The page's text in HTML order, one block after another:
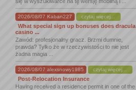
2026/08/07 Kaban227 czytaj więcej...
What special sign up bonuses does dracula
casino ...
Zawód: profesjonalny gracz. Brzmi dumnie,
prawda? Tylko że w rzeczywistości to nie jest
żadna magia ...
2026/08/07 alexsnowy1985 czytaj więcej...
Post-Relocation Insurance
Having received a residence permit in one of the